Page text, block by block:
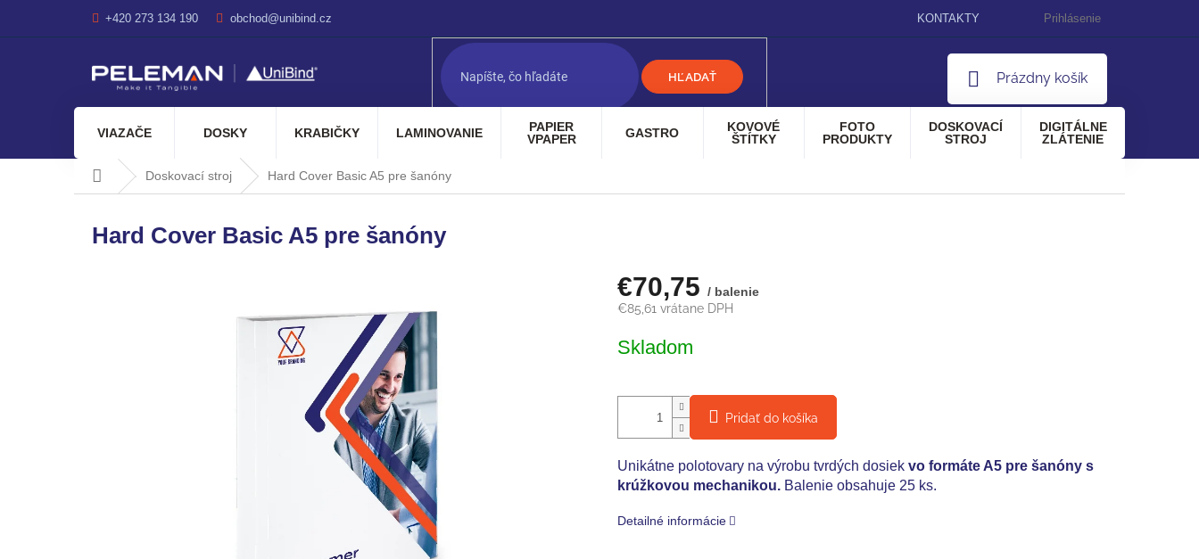
obsah
+420 273 134 190 obchod@unibind.cz KONTAKTY Prihlásenie
HĽADAŤ
NÁKUPNÝ
Prázdny košík
VIAZAČE DOSKY KRABIČKY LAMINOVANIE
PAPIER
VPAPER
GASTRO
KOVOVÉ
ŠTÍTKY
FOTO
PRODUKTY
DOSKOVACÍ
STROJ
DIGITÁLNE
ZLÁTENIE
DomovDoskovací stroj Hard Cover Basic A5 pre šanóny
Hard Cover Basic A5 pre šanóny
€70,75 / balenie
€85,61 vrátane DPH
cena:
Skladom
Pridať do košíka
Unikátne polotovary na výrobu tvrdých dosiek vo formáte A5 pre šanóny s
krúžkovou mechanikou. Balenie obsahuje 25 ks.
Detailné informácie